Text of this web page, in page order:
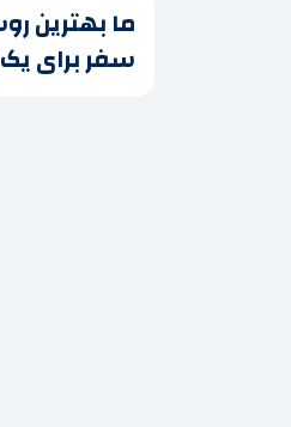
ما بهترین
سفر برای